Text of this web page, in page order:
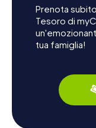
Prenota
Tesoro di
tua famiglia!